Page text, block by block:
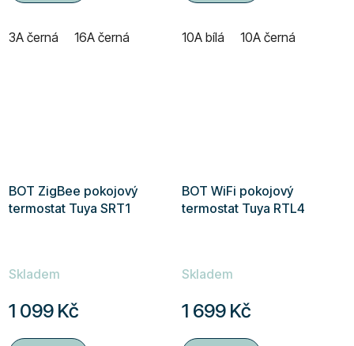
3A černá 16A černá 10A bílá 10A černá
BOT ZigBee pokojový
termostat Tuya SRT1
Skladem
1 099 Kč
BOT WiFi pokojový
termostat Tuya RTL4
Skladem
1 699 Kč